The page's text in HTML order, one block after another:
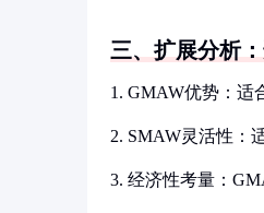
三、扩展分析
1. GMAW优势：适
2. SMAW灵活性：
3. 经济性考量：